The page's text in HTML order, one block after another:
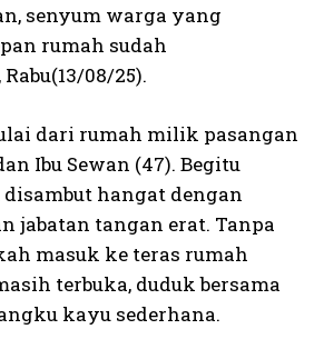
senyum warga yang
rumah sudah
08/25).
dari rumah milik pasangan
Ibu Sewan (47). Begitu
hangat dengan
jabatan tangan erat. Tanpa
masuk ke teras rumah
terbuka, duduk bersama
kayu sederhana.